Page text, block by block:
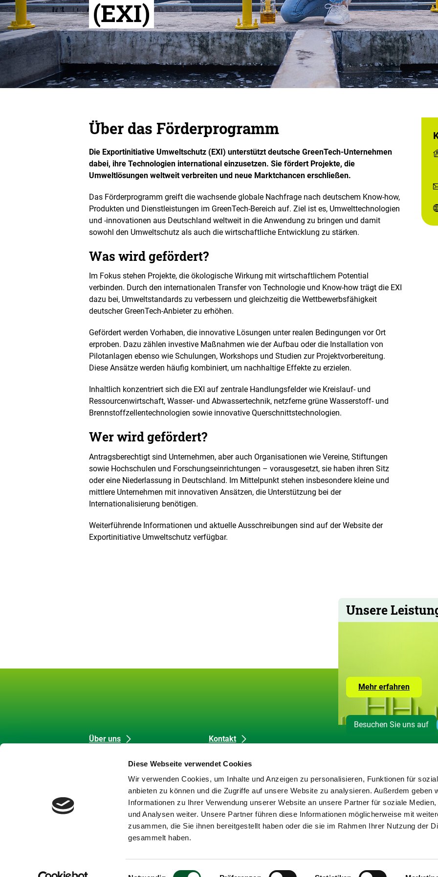
Diese Webseite verwendet Cookies
Wir verwenden Cookies, um Inhalte und Anzeigen zu personalisieren, Funktionen für
anbieten zu können und die Zugriffe auf unsere Website zu analysieren. Außerdem geben
Informationen zu Ihrer Verwendung unserer Website an unsere Partner für soziale Medien,
und Analysen weiter. Unsere Partner führen diese Informationen möglicherweise mit
zusammen, die Sie ihnen bereitgestellt haben oder die sie im Rahmen Ihrer Nutzung der
gesammelt haben.
Einwilligungsauswahl
(EXI)
Über das Förderprogramm
Die Exportinitiative Umweltschutz (EXI) unterstützt deutsche GreenTech-Unternehmen
dabei, ihre Technologien international einzusetzen. Sie fördert Projekte, die
Umweltlösungen weltweit verbreiten und neue Marktchancen erschließen.
Das Förderprogramm greift die wachsende globale Nachfrage nach deutschem Know-how,
Produkten und Dienstleistungen im GreenTech-Bereich auf. Ziel ist es, Umwelttechnologien
und -innovationen aus Deutschland weltweit in die Anwendung zu bringen und damit
sowohl den Umweltschutz als auch die wirtschaftliche Entwicklung zu stärken.
Was wird gefördert?
Im Fokus stehen Projekte, die ökologische Wirkung mit wirtschaftlichem Potential
verbinden. Durch den internationalen Transfer von Technologie und Know-how trägt die EXI
dazu bei, Umweltstandards zu verbessern und gleichzeitig die Wettbewerbsfähigkeit
deutscher GreenTech-Anbieter zu erhöhen.
Gefördert werden Vorhaben, die innovative Lösungen unter realen Bedingungen vor Ort
erproben. Dazu zählen investive Maßnahmen wie der Aufbau oder die Installation von
Pilotanlagen ebenso wie Schulungen, Workshops und Studien zur Projektvorbereitung.
Diese Ansätze werden häufig kombiniert, um nachhaltige Effekte zu erzielen.
Inhaltlich konzentriert sich die EXI auf zentrale Handlungsfelder wie Kreislauf- und
Ressourcenwirtschaft, Wasser- und Abwassertechnik, netzferne grüne Wasserstoff- und
Brennstoffzellentechnologien sowie innovative Querschnittstechnologien.
Wer wird gefördert?
Antragsberechtigt sind Unternehmen, aber auch Organisationen wie Vereine, Stiftungen
sowie Hochschulen und Forschungseinrichtungen – vorausgesetzt, sie haben ihren Sitz
oder eine Niederlassung in Deutschland. Im Mittelpunkt stehen insbesondere kleine und
mittlere Unternehmen mit innovativen Ansätzen, die Unterstützung bei der
Internationalisierung benötigen.
Weiterführende Informationen und aktuelle Ausschreibungen sind auf der Website der
Exportinitiative Umweltschutz verfügbar.
Unsere
Mehr erfahrenZur
Seite
mit
den
der
Besuchen Sie uns auf
Unsere
Über uns
Strategische Aufgaben
Datenschutz
Barrierefreiheit
Kontakt
Cookie-Erklärung
Datenschutz
Impressum
Barrierefreiheit